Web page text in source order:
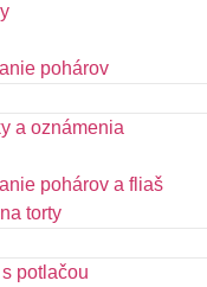
pohárov
a oznámenia
pohárov a fliaš
torty
potlačou